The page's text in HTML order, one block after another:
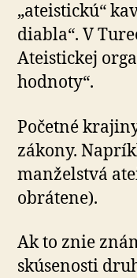
„ateistickú“
diabla“. V
Ateistickej
hodnoty“.
Početné
zákony.
manželstvá
obrátene).
Ak to znie
skúsenosti